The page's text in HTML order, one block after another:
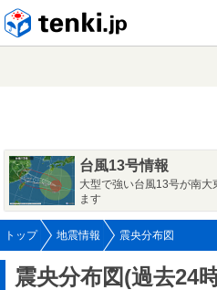
台風13号情報
大型で強い台風13号が南
ます
トップ 地震情報 震央分布図
震央分布図(過去24